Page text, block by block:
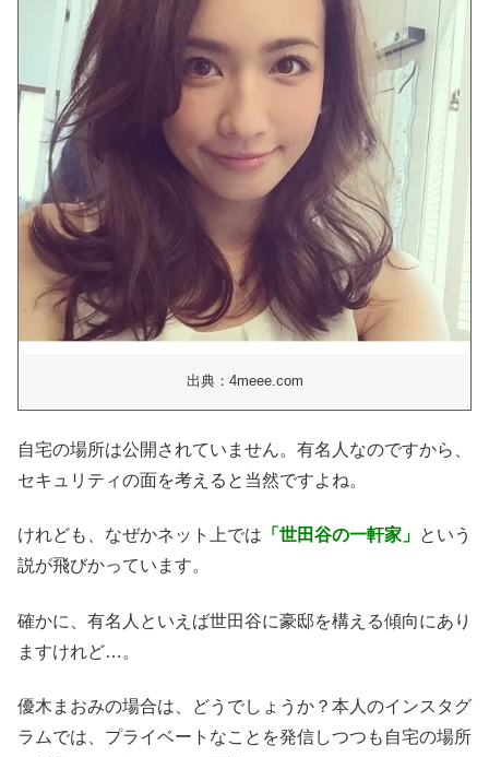
出典：4meee.com
自宅の場所は公開されていません。有名人なのですから、
セキュリティの面を考えると当然ですよね。
けれども、なぜかネット上では 「世田谷の一軒家」 という
説が飛びかっています。
確かに、有名人といえば世田谷に豪邸を構える傾向にあり
ますけれど…。
優木まおみの場合は、どうでしょうか？本人のインスタグ
ラムでは、プライベートなことを発信しつつも自宅の場所